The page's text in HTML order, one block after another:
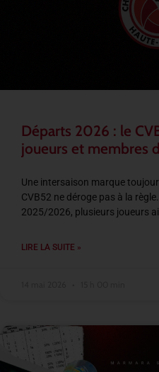
Départs 2026 : le
joueurs et membres
Une intersaison marque
CVB52 ne déroge pas à la
2025/2026, plusieurs joueurs
LIRE LA SUITE »